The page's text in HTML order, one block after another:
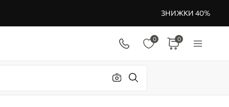
ЗНИЖКИ 40%
0 0